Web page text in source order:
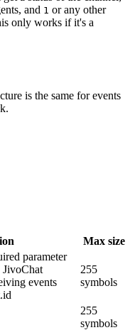
and 1 or any other
only works if it's a
is the same for events
Max size
parameter
JivoChat
events
255
symbols
255
symbols